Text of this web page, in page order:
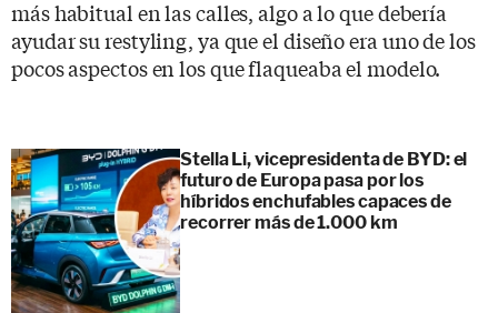
más habitual en las calles, algo a lo que debería
ayudar su restyling, ya que el diseño era uno de los
pocos aspectos en los que flaqueaba el modelo.
Stella Li, vicepresidenta de BYD: el
futuro de Europa pasa por los
híbridos enchufables capaces de
recorrer más de 1.000 km